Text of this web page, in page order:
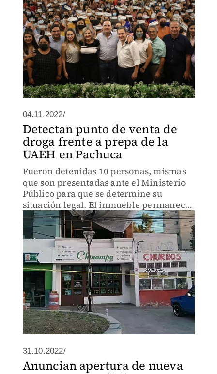
04.11.2022/
Detectan punto de venta de
droga frente a prepa de la
UAEH en Pachuca
Fueron detenidas 10 personas, mismas
que son presentadas ante el Ministerio
Público para que se determine su
situación legal. El inmueble permanece
asegurado.
31.10.2022/
Anuncian apertura de nueva